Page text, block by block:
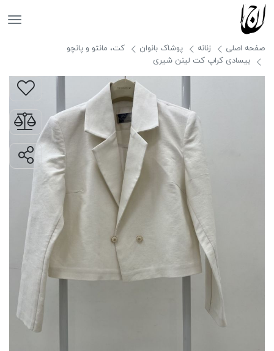
صفحه اصلی زنانه پوشاک بانوان
کت، مانتو و پانچو
بیسادی کراپ کت لینن شیری